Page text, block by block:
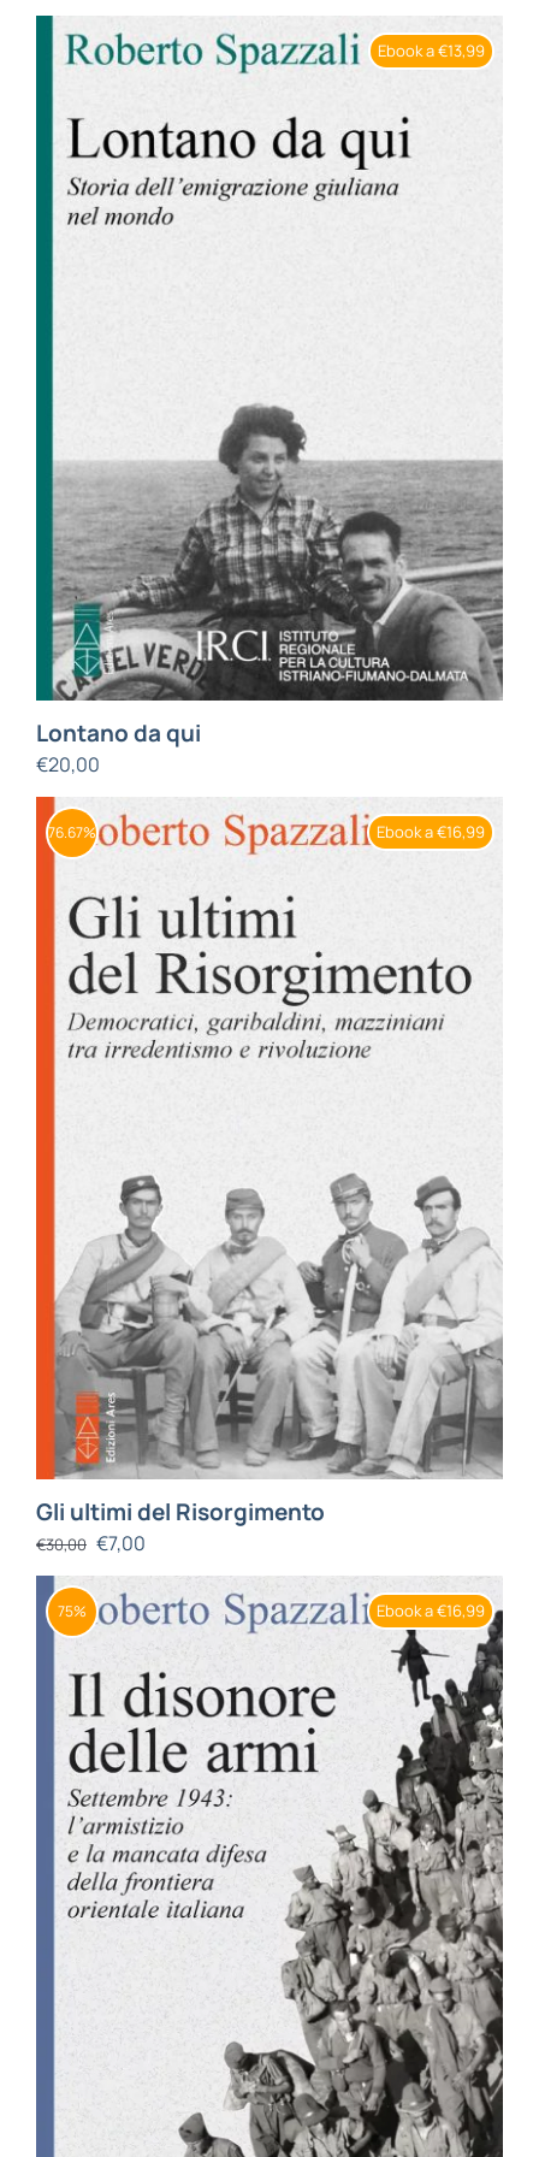
BIOGRAFIE
Ebook a €13,99
Lontano da qui
€20,00
Ebook a €16,99
76.67%
Gli ultimi del Risorgimento
€30,00 €7,00
Ebook a €16,99
75%